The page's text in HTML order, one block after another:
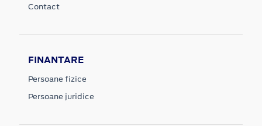
Contact
FINANTARE
Persoane fizice
Persoane juridice